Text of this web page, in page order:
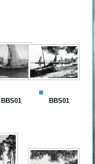
BBS01_302_r BBS01_308_r